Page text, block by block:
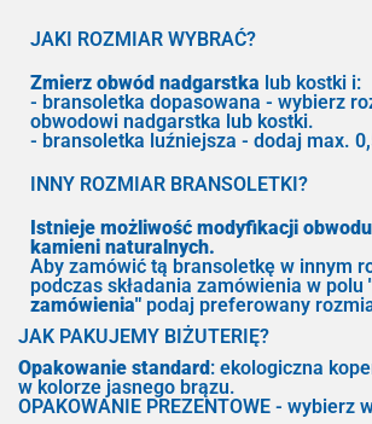
JAKI ROZMIAR WYBRAĆ?
Zmierz obwód nadgarstka lub kostki i:
- bransoletka dopasowana - wybierz
obwodowi nadgarstka lub kostki.
- bransoletka luźniejsza - dodaj max.
INNY ROZMIAR BRANSOLETKI?
Istnieje możliwość modyfikacji
kamieni naturalnych.
Aby zamówić tą bransoletkę w innym
podczas składania zamówienia w polu
zamówienia" podaj preferowany
JAK PAKUJEMY BIŻUTERIĘ?
Opakowanie standard: ekologiczna
w kolorze jasnego brązu.
OPAKOWANIE PREZENTOWE - wybierz